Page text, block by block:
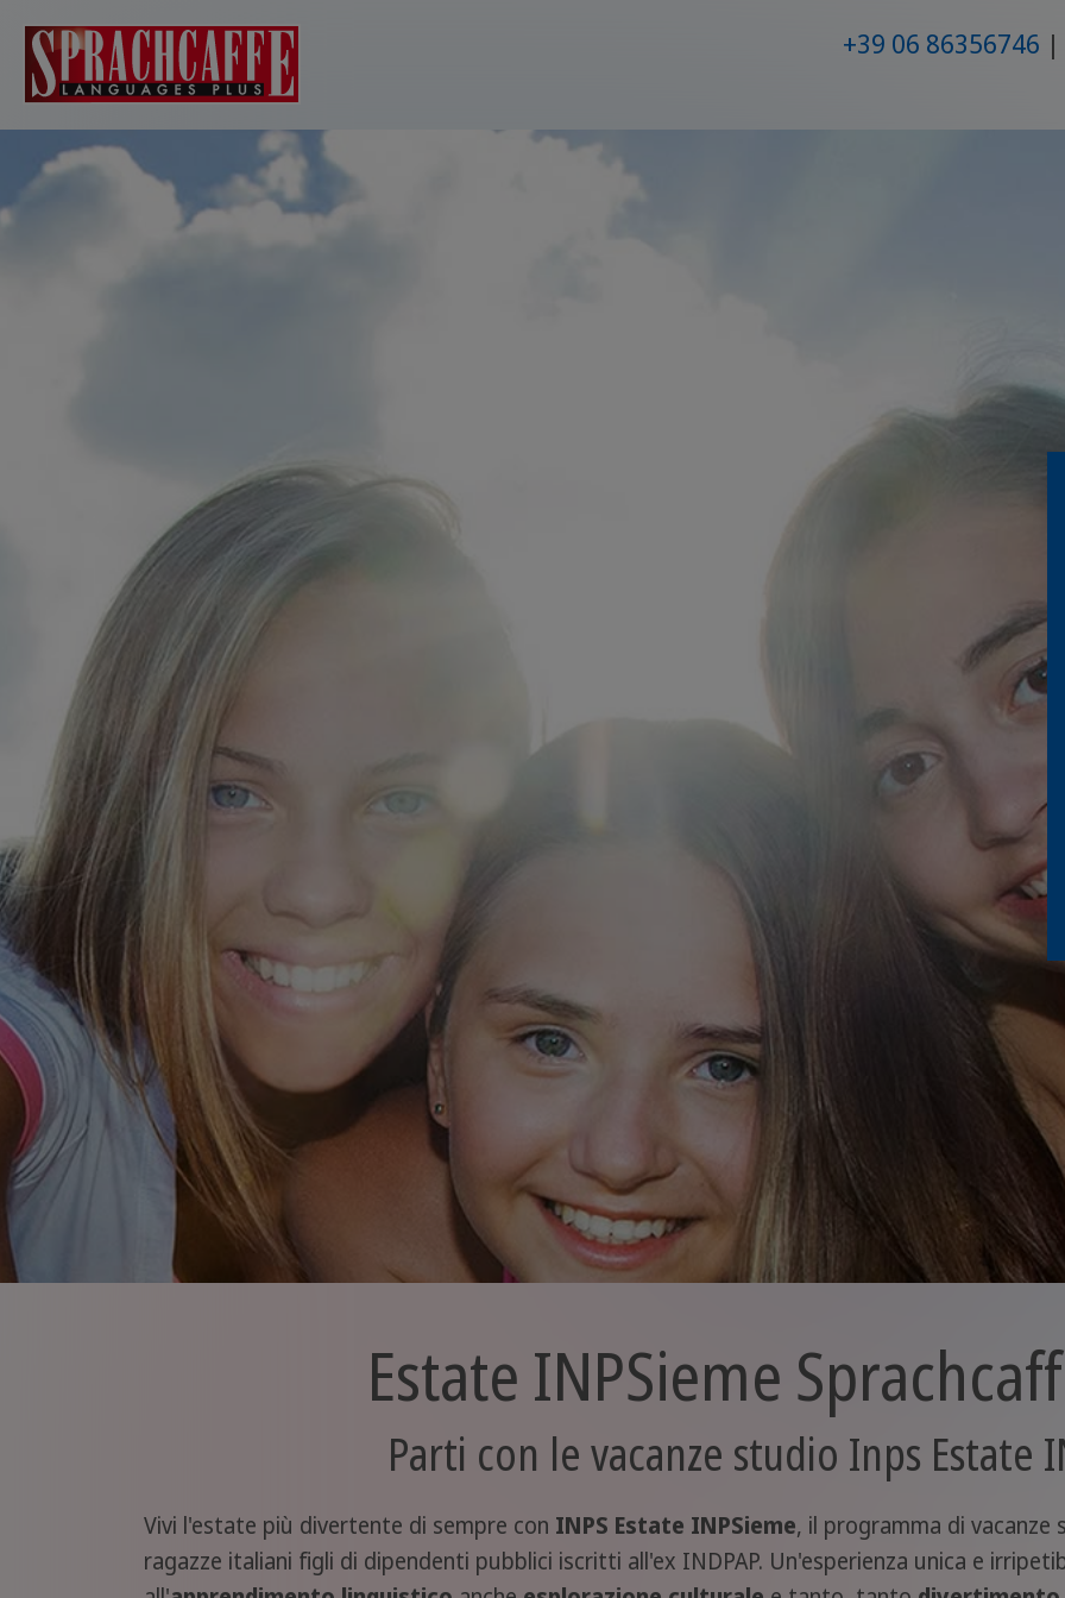
+39 06 86356746
Estate INPSieme
Parti con le vacanze studio Inps Estate
Vivi l'estate più divertente di sempre con INPS Estate INPSieme, il programma di vacanze
ragazze italiani figli di dipendenti pubblici iscritti all'ex INDPAP. Un'esperienza unica e